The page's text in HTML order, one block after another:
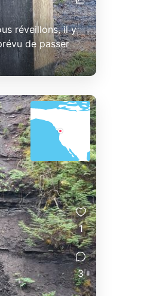
réveillons, il y
de passer
1
3